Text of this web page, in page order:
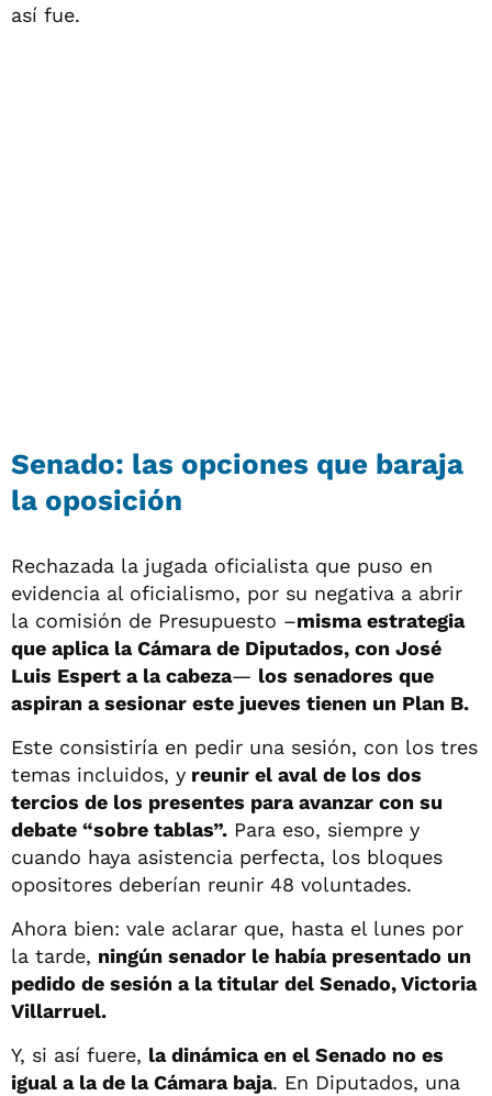
así fue.
Senado: las opciones que baraja
la oposición
Rechazada la jugada oficialista que puso en
evidencia al oficialismo, por su negativa a abrir
la comisión de Presupuesto –misma estrategia
que aplica la Cámara de Diputados, con José
Luis Espert a la cabeza— los senadores que
aspiran a sesionar este jueves tienen un Plan B.
Este consistiría en pedir una sesión, con los tres
temas incluidos, y reunir el aval de los dos
tercios de los presentes para avanzar con su
debate “sobre tablas”. Para eso, siempre y
cuando haya asistencia perfecta, los bloques
opositores deberían reunir 48 voluntades.
Ahora bien: vale aclarar que, hasta el lunes por
la tarde, ningún senador le había presentado un
pedido de sesión a la titular del Senado, Victoria
Villarruel.
Y, si así fuere, la dinámica en el Senado no es
igual a la de la Cámara baja. En Diputados, una